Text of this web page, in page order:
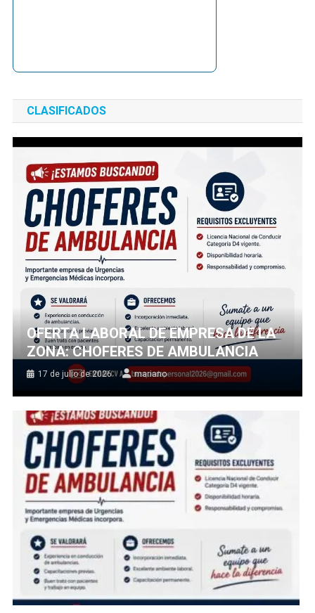
CLASIFICADOS
OFERTA LABORAL DE EMPRESA DE LA
ZONA: CHOFERES DE AMBULANCIA
17 de julio de 2026 mariano